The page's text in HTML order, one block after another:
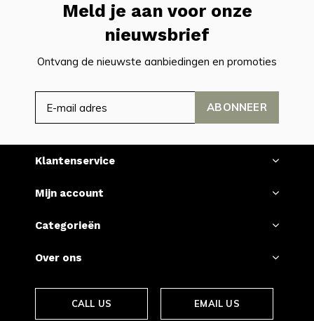
Meld je aan voor onze
nieuwsbrief
Ontvang de nieuwste aanbiedingen en promoties
ABONNEER
Klantenservice
Mijn account
Categorieën
Over ons
CALL US EMAIL US